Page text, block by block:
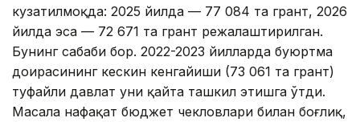
кузатилмоқда: 2025 йилда — 77 084 та грант, 2026
йилда эса — 72 671 та грант режалаштирилган.
Бунинг сабаби бор. 2022-2023 йилларда буюртма
доирасининг кескин кенгайиши (73 061 та грант)
туфайли давлат уни қайта ташкил этишга ўтди.
Масала нафақат бюджет чекловлари билан боғлиқ,